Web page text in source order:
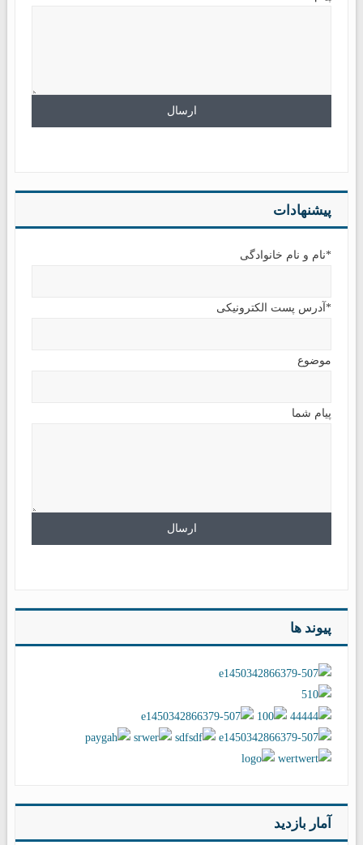
پیشنهادات
*نام و نام خانوادگی
*آدرس پست الکترونیکی
موضوع
پیام شما
پیوند ها
آمار بازدید